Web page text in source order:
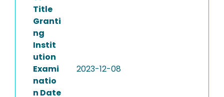
Title
Granti
ng
Instit
ution
Exami
natio
n Date
2023-12-08